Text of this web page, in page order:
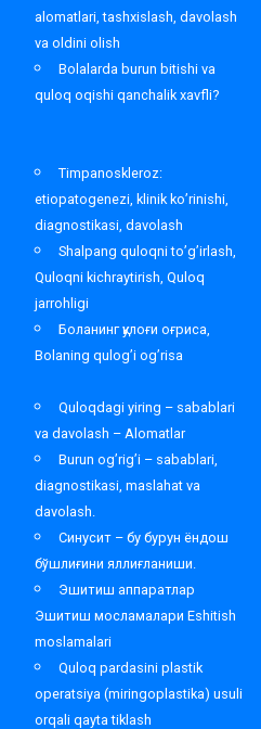
alomatlari, tashxislash, davolash
va oldini olish
Bolalarda burun bitishi va
quloq oqishi qanchalik xavfli?
Timpanoskleroz:
etiopatogenezi, klinik ko’rinishi,
diagnostikasi, davolash
Shalpang quloqni to’g’irlash,
Quloqni kichraytirish, Quloq
jarrohligi
Боланинг қулоғи оғриса,
Bolaning qulog’i og’risa
Quloqdagi yiring – sabablari
va davolash – Alomatlar
Burun og’rig’i – sabablari,
diagnostikasi, maslahat va
davolash.
Синусит – бу бурун ёндош
бўшлиғини яллиғланиши.
Эшитиш аппаратлар
Эшитиш мосламалари Eshitish
moslamalari
Quloq pardasini plastik
operatsiya (miringoplastika) usuli
orqali qayta tiklash